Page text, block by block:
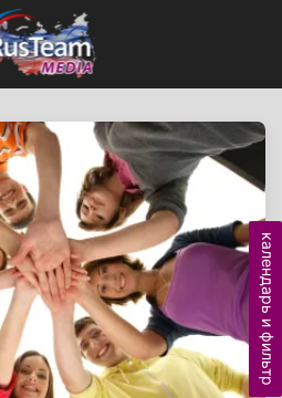
календарь и фильтр